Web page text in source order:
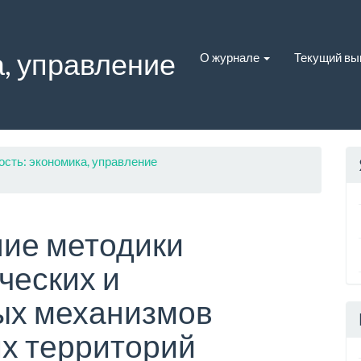
управление О журнале Текущий
экономика, управление
методики
и
механизмов
территорий